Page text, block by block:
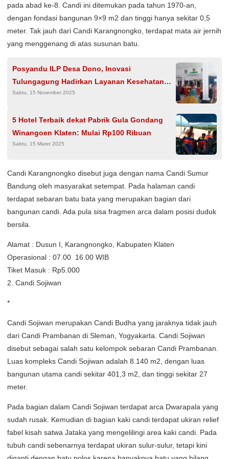
pada abad ke-8. Candi ini ditemukan pada tahun 1970-an,
dengan fondasi bangunan 9×9 m2 dan tinggi hanya sekitar 0,5
meter. Tak jauh dari Candi Karangnongko, terdapat mata air jernih
yang menggenang di atas susunan batu.
Posyandu ILP Desa Dono, Inovasi
Tulungagung Hadirkan Layanan Kesehatan
Lengkap dan Terjangkau
Sabtu, 15 November 2025
5 Hotel Terbaik dekat Pabrik Gula Gondang
Winangoen Klaten: Mulai Rp100 Ribuan
Sabtu, 15 Maret 2025
Candi Karangnongko disebut juga dengan nama Candi Sumur
Bandung oleh masyarakat setempat. Pada halaman candi
terdapat sebaran batu bata yang merupakan bagian dari
bangunan candi. Ada pula sisa fragmen arca dalam posisi duduk
bersila.
Alamat : Dusun I, Karangnongko, Kabupaten Klaten
Operasional : 07.00  16.00 WIB
Tiket Masuk : Rp5.000
2. Candi Sojiwan
*
Candi Sojiwan merupakan Candi Budha yang jaraknya tidak jauh
dari Candi Prambanan di Sleman, Yogyakarta. Candi Sojiwan
disebut sebagai salah satu kelompok sebaran Candi Prambanan.
Luas kompleks Candi Sojiwan adalah 8.140 m2, dengan luas
bangunan utama candi sekitar 401,3 m2, dan tinggi sekitar 27
meter.
Pada bagian dalam Candi Sojiwan terdapat arca Dwarapala yang
sudah rusak. Kemudian di bagian kaki candi terdapat ukiran relief
fabel kisah satwa Jataka yang mengelilingi area kaki candi. Pada
tubuh candi sebenarnya terdapat ukiran sulur-sulur, tetapi kini